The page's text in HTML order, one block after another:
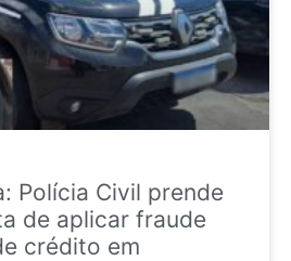
Polícia Civil prende
de aplicar fraude
crédito em